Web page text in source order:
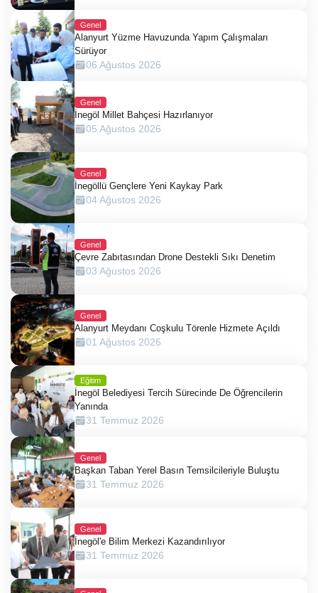
Genel
Alanyurt Yüzme Havuzunda Yapım Çalışmaları
Sürüyor
06 Ağustos 2026
Genel
İnegöl Millet Bahçesi Hazırlanıyor
05 Ağustos 2026
Genel
İnegöllü Gençlere Yeni Kaykay Park
04 Ağustos 2026
Genel
Çevre Zabıtasından Drone Destekli Sıkı Denetim
03 Ağustos 2026
Genel
Alanyurt Meydanı Coşkulu Törenle Hizmete Açıldı
01 Ağustos 2026
Eğitim
İnegöl Belediyesi Tercih Sürecinde De Öğrencilerin
Yanında
31 Temmuz 2026
Genel
Başkan Taban Yerel Basın Temsilcileriyle Buluştu
31 Temmuz 2026
Genel
İnegöl'e Bilim Merkezi Kazandırılıyor
31 Temmuz 2026